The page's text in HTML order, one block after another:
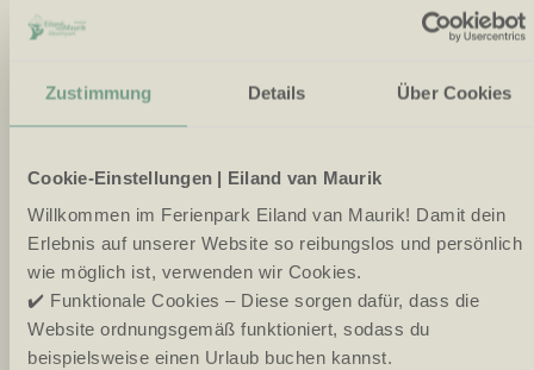
Zustimmung Details Über Cookies
Cookie-Einstellungen | Eiland van Maurik
Willkommen im Ferienpark Eiland van Maurik! Damit dein
Erlebnis auf unserer Website so reibungslos und persönlich
wie möglich ist, verwenden wir Cookies.
✔️ Funktionale Cookies – Diese sorgen dafür, dass die
Website ordnungsgemäß funktioniert, sodass du
beispielsweise einen Urlaub buchen kannst.
und bieten jede Menge
Springspaß! Springt so hoch ihr
könnt und macht endlose
* Nur Pin
Start
13:00
Ende
18:00